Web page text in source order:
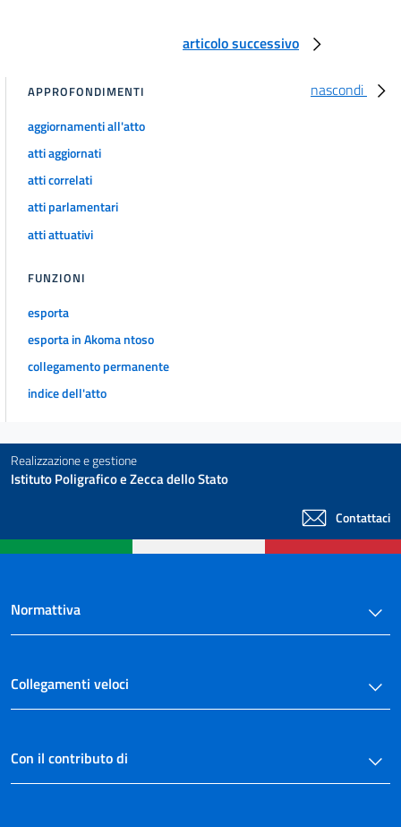
articolo successivo
nascondi
APPROFONDIMENTI
aggiornamenti all'atto
atti aggiornati
atti correlati
atti parlamentari
atti attuativi
FUNZIONI
esporta
esporta in Akoma ntoso
collegamento permanente
indice dell'atto
Realizzazione e gestione
Istituto Poligrafico e Zecca dello Stato
Contattaci
Normattiva
Collegamenti veloci
Con il contributo di